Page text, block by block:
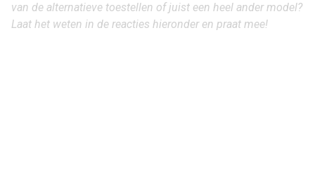
van de alternatieve toestellen of juist een heel ander model?
Laat het weten in de reacties hieronder en praat mee!